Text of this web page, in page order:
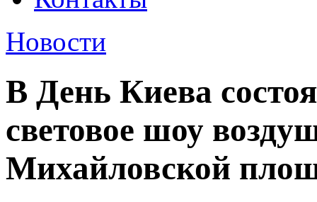
Новости
В День Киева
световое шоу
Михайловской